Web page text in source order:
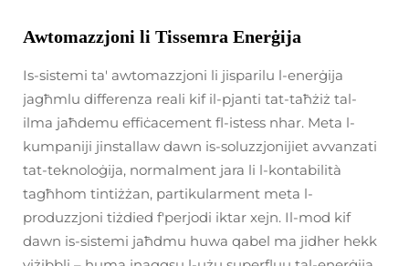
Awtomazzjoni li Tissemra Enerġija
Is-sistemi ta' awtomazzjoni li jisparilu l-enerġija
jagħmlu differenza reali kif il-pjanti tat-taħżiż tal-
ilma jaħdemu effiċacement fl-istess nhar. Meta l-
kumpaniji jinstallaw dawn is-soluzzjonijiet avvanzati
tat-teknoloġija, normalment jara li l-kontabilità
tagħhom tintiżżan, partikularment meta l-
produzzjoni tiżdied f'perjodi iktar xejn. Il-mod kif
dawn is-sistemi jaħdmu huwa qabel ma jidher hekk